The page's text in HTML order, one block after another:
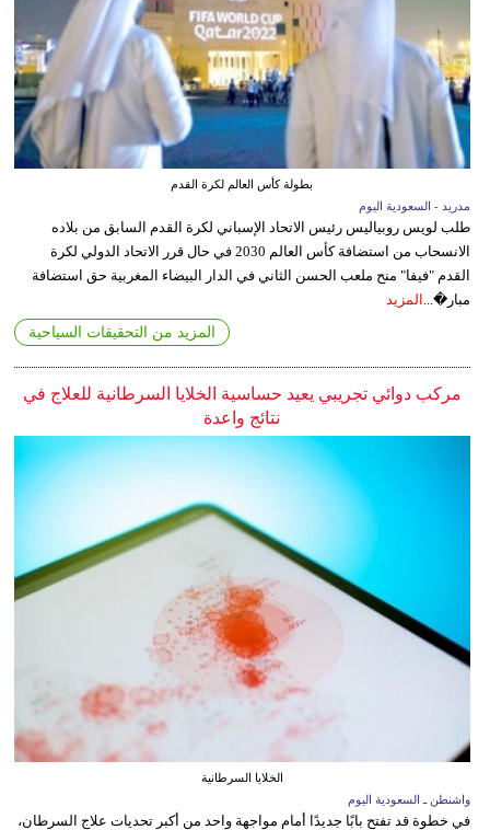
بطولة كأس العالم لكرة القدم
مدريد - السعودية اليوم
طلب لويس روبياليس رئيس الاتحاد الإسباني لكرة القدم السابق من بلاده
الانسحاب من استضافة كأس العالم 2030 في حال قرر الاتحاد الدولي لكرة
القدم "فيفا" منح ملعب الحسن الثاني في الدار البيضاء المغربية حق استضافة
مبار�...
المزيد
المزيد من التحقيقات السياحية
مركب دوائي تجريبي يعيد حساسية الخلايا السرطانية للعلاج في
نتائج واعدة
الخلايا السرطانية
واشنطن ـ السعودية اليوم
في خطوة قد تفتح بابًا جديدًا أمام مواجهة واحد من أكبر تحديات علاج السرطان،